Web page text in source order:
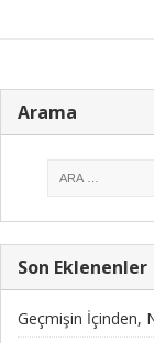
Arama
Son Eklenenler
Geçmişin İçinden,